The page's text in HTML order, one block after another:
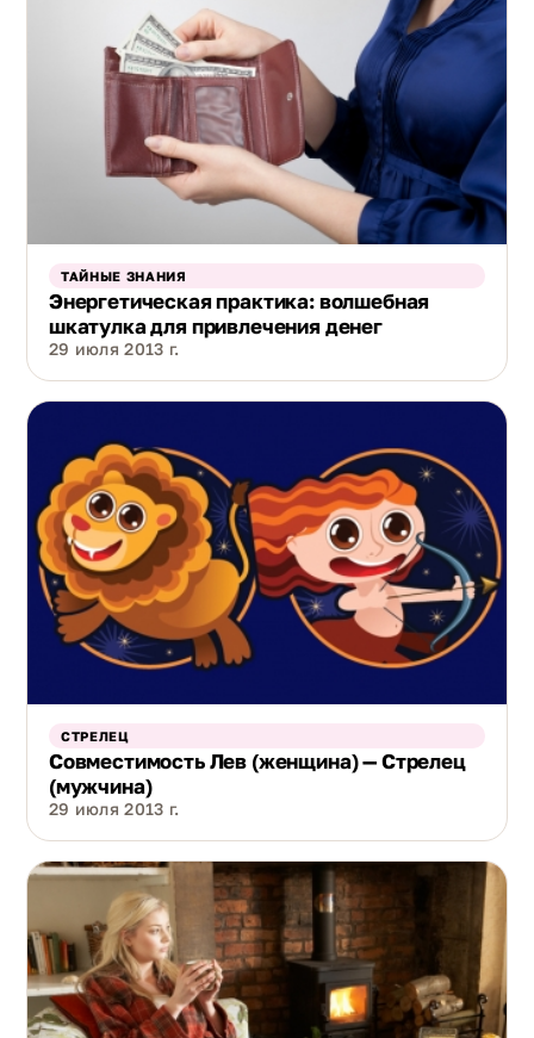
ТАЙНЫЕ ЗНАНИЯ
Энергетическая практика: волшебная
шкатулка для привлечения денег
29 июля 2013 г.
СТРЕЛЕЦ
Совместимость Лев (женщина) — Стрелец
(мужчина)
29 июля 2013 г.